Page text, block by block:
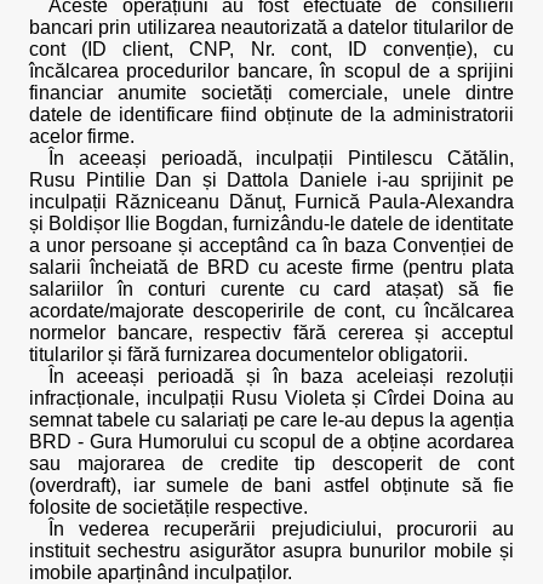
Aceste operațiuni au fost efectuate de consilierii
bancari prin utilizarea neautorizată a datelor titularilor de
cont (ID client, CNP, Nr. cont, ID convenție), cu
încălcarea procedurilor bancare, în scopul de a sprijini
financiar anumite societăți comerciale, unele dintre
datele de identificare fiind obținute de la administratorii
acelor firme.
În aceeași perioadă, inculpații Pintilescu Cătălin,
Rusu Pintilie Dan și Dattola Daniele i-au sprijinit pe
inculpații Răzniceanu Dănuț, Furnică Paula-Alexandra
și Boldișor Ilie Bogdan, furnizându-le datele de identitate
a unor persoane și acceptând ca în baza Convenției de
salarii încheiată de BRD cu aceste firme (pentru plata
salariilor în conturi curente cu card atașat) să fie
acordate/majorate descoperirile de cont, cu încălcarea
normelor bancare, respectiv fără cererea și acceptul
titularilor și fără furnizarea documentelor obligatorii.
În aceeași perioadă și în baza aceleiași rezoluții
infracționale, inculpații Rusu Violeta și Cîrdei Doina au
semnat tabele cu salariați pe care le-au depus la agenția
BRD - Gura Humorului cu scopul de a obține acordarea
sau majorarea de credite tip descoperit de cont
(overdraft), iar sumele de bani astfel obținute să fie
folosite de societățile respective.
În vederea recuperării prejudiciului, procurorii au
instituit sechestru asigurător asupra bunurilor mobile și
imobile aparținând inculpaților.